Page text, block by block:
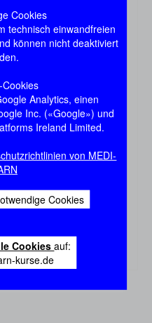
Cookies
technisch einwandfreien
können nicht deaktiviert
Analytics, einen
Inc. («Google») und
Ireland Limited.
von MEDI-
Cookies
Cookiesauf:
kurse.de